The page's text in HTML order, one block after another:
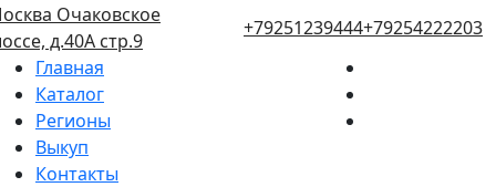
Очаковское
д.40А стр.9
+79251239444+79254222203
Главная
Каталог
Регионы
Выкуп
Контакты